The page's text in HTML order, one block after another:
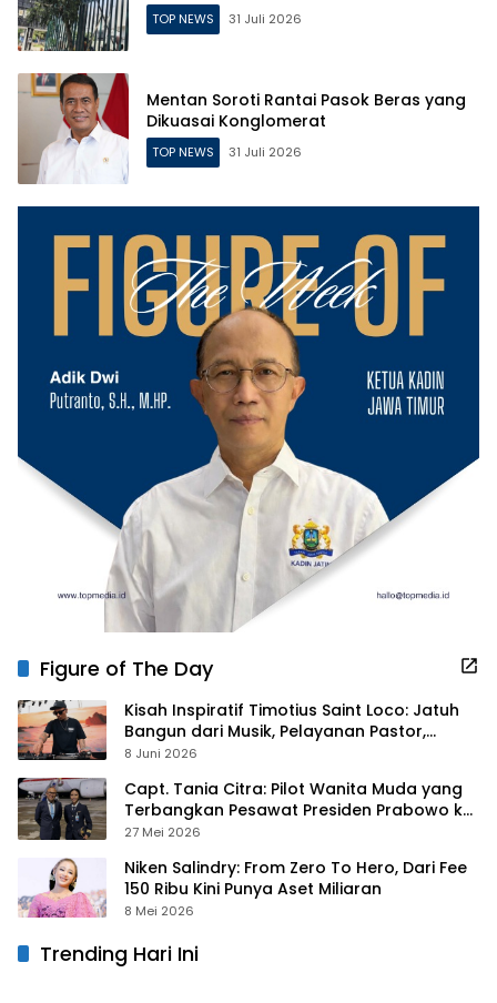
TOP NEWS 31 Juli 2026
Mentan Soroti Rantai Pasok Beras yang
Dikuasai Konglomerat
TOP NEWS 31 Juli 2026
Figure of The Day
Kisah Inspiratif Timotius Saint Loco: Jatuh
Bangun dari Musik, Pelayanan Pastor,
hingga Gurita Bisnis Sambal Babon
8 Juni 2026
Capt. Tania Citra: Pilot Wanita Muda yang
Terbangkan Pesawat Presiden Prabowo ke
Prancis
27 Mei 2026
Niken Salindry: From Zero To Hero, Dari Fee
150 Ribu Kini Punya Aset Miliaran
8 Mei 2026
Trending Hari Ini